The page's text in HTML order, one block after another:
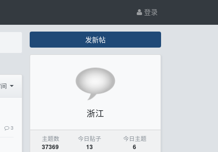
登录
3
发新帖
浙江
主题数
37369
今日贴子
13
今日主题
6